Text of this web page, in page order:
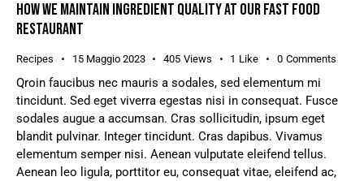
HOW WE MAINTAIN INGREDIENT QUALITY AT OUR FAST FOOD
RESTAURANT
Recipes 15 Maggio 2023 405 Views 1 Like 0 Comments
Qroin faucibus nec mauris a sodales, sed elementum mi
tincidunt. Sed eget viverra egestas nisi in consequat. Fusce
sodales augue a accumsan. Cras sollicitudin, ipsum eget
blandit pulvinar. Integer tincidunt. Cras dapibus. Vivamus
elementum semper nisi. Aenean vulputate eleifend tellus.
Aenean leo ligula, porttitor eu, consequat vitae, eleifend ac,